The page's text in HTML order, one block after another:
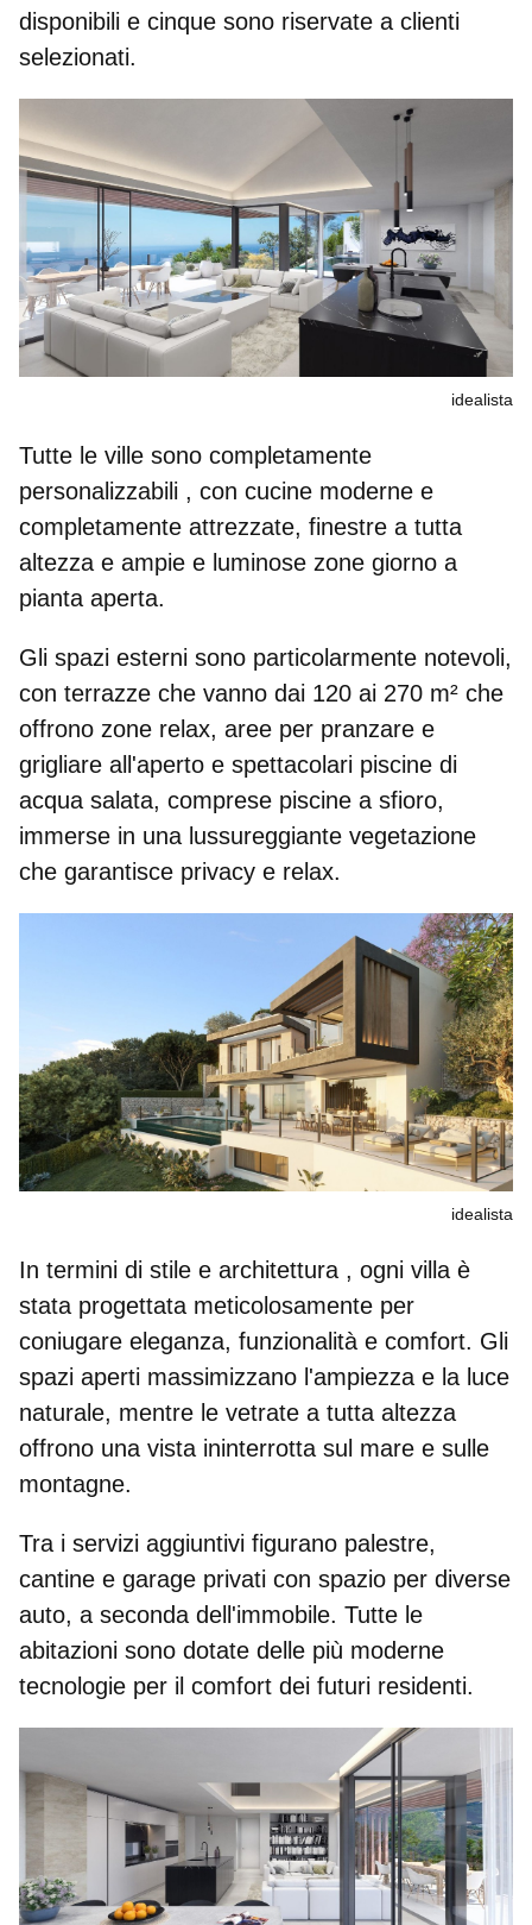
disponibili e cinque sono riservate a clienti
selezionati.
idealista
Tutte le ville sono completamente
personalizzabili , con cucine moderne e
completamente attrezzate, finestre a tutta
altezza e ampie e luminose zone giorno a
pianta aperta.
Gli spazi esterni sono particolarmente notevoli,
con terrazze che vanno dai 120 ai 270 m² che
offrono zone relax, aree per pranzare e
grigliare all'aperto e spettacolari piscine di
acqua salata, comprese piscine a sfioro,
immerse in una lussureggiante vegetazione
che garantisce privacy e relax.
idealista
In termini di stile e architettura , ogni villa è
stata progettata meticolosamente per
coniugare eleganza, funzionalità e comfort. Gli
spazi aperti massimizzano l'ampiezza e la luce
naturale, mentre le vetrate a tutta altezza
offrono una vista ininterrotta sul mare e sulle
montagne.
Tra i servizi aggiuntivi figurano palestre,
cantine e garage privati con spazio per diverse
auto, a seconda dell'immobile. Tutte le
abitazioni sono dotate delle più moderne
tecnologie per il comfort dei futuri residenti.